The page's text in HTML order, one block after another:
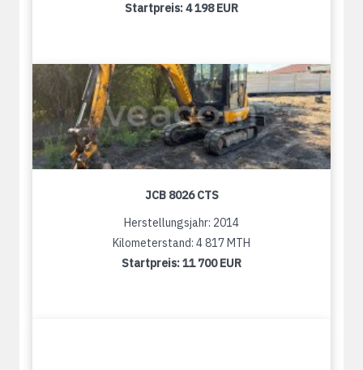
Startpreis:4 198 EUR
JCB 8026 CTS
Herstellungsjahr: 2014
Kilometerstand: 4 817 MTH
Startpreis:11 700 EUR